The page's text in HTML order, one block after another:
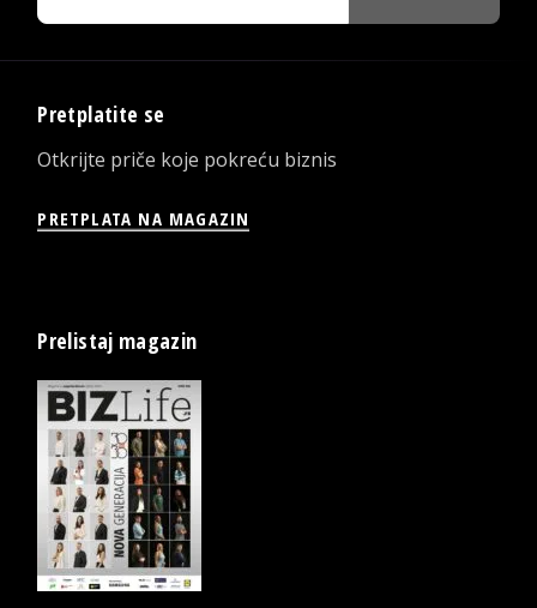
Pretplatite se
Otkrijte priče koje pokreću biznis
PRETPLATA NA MAGAZIN
Prelistaj magazin